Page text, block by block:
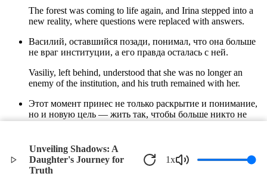
Unveiling Shadows: A
Daughter's Journey for
Truth
1x
The forest was coming to life again, and Irina stepped into a
new reality, where questions were replaced with answers.
Василий, оставшийся позади, понимал, что она больше
не враг институции, а его правда осталась с ней.
Vasiliy, left behind, understood that she was no longer an
enemy of the institution, and his truth remained with her.
Этот момент принес не только раскрытие и понимание,
но и новую цель — жить так, чтобы больше никто не
This moment brought not only revelation and understanding
but also a new goal — to live in such a way that no one else
would disappear in the shadows of experiments.